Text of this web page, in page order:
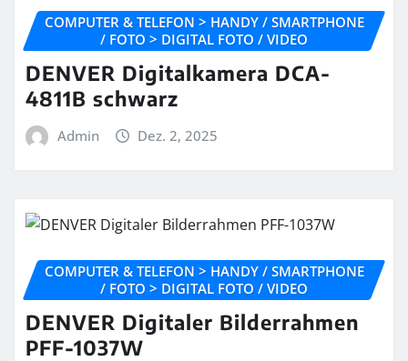
COMPUTER & TELEFON > HANDY / SMARTPHONE
/ FOTO > DIGITAL FOTO / VIDEO
DENVER Digitalkamera DCA-
4811B schwarz
Admin Dez. 2, 2025
COMPUTER & TELEFON > HANDY / SMARTPHONE
/ FOTO > DIGITAL FOTO / VIDEO
DENVER Digitaler Bilderrahmen
PFF-1037W